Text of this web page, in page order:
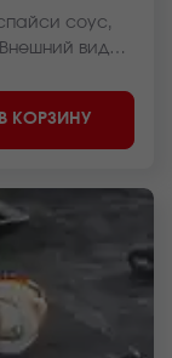
соус,
вид
В КОРЗИНУ